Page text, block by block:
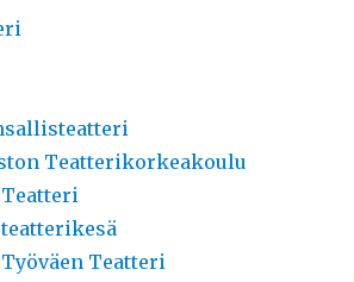
Teatterikorkeakoulu
Teatteri